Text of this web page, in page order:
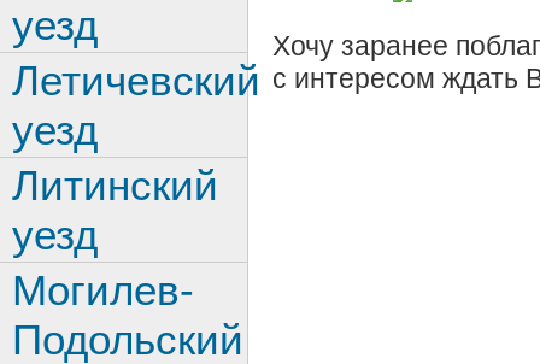
Хочу заранее
с интересом ждать
уезд
Летичевский
уезд
Литинский
уезд
Могилев-
Подольский